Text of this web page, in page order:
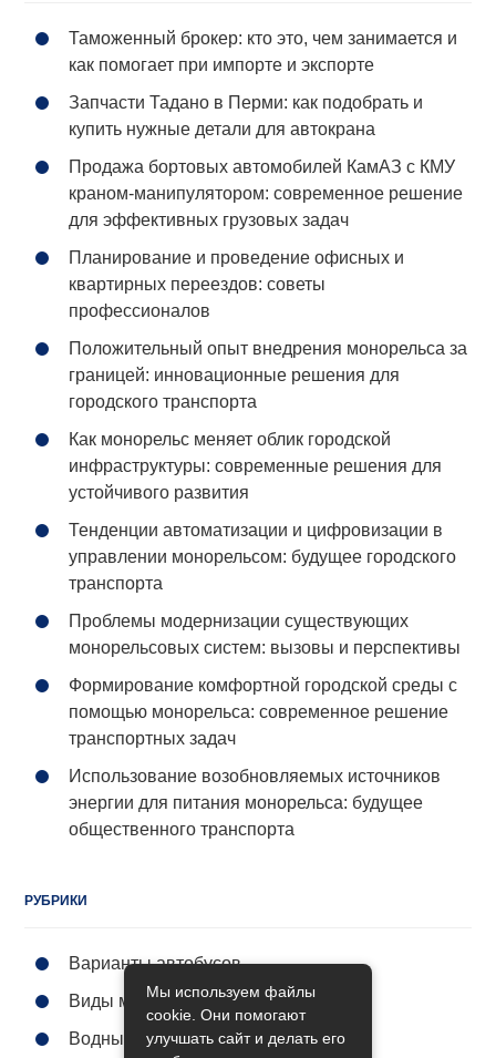
Таможенный брокер: кто это, чем занимается и
как помогает при импорте и экспорте
Запчасти Тадано в Перми: как подобрать и
купить нужные детали для автокрана
Продажа бортовых автомобилей КамАЗ с КМУ
краном-манипулятором: современное решение
для эффективных грузовых задач
Планирование и проведение офисных и
квартирных переездов: советы
профессионалов
Положительный опыт внедрения монорельса за
границей: инновационные решения для
городского транспорта
Как монорельс меняет облик городской
инфраструктуры: современные решения для
устойчивого развития
Тенденции автоматизации и цифровизации в
управлении монорельсом: будущее городского
транспорта
Проблемы модернизации существующих
монорельсовых систем: вызовы и перспективы
Формирование комфортной городской среды с
помощью монорельса: современное решение
транспортных задач
Использование возобновляемых источников
энергии для питания монорельса: будущее
общественного транспорта
РУБРИКИ
Варианты автобусов
Виды метро
Водный транспорт
Мы используем файлы
cookie. Они помогают
улучшать сайт и делать его